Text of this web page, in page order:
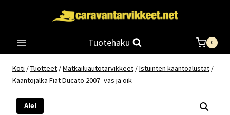
Tuotehaku 0
Koti /Tuotteet /Matkailuautotarvikkeet /Istuinten kääntöalustat /
Kääntöjalka Fiat Ducato 2007- vas ja oik
Ale!